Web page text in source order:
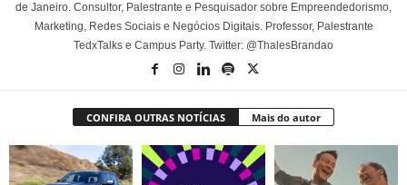
de Janeiro. Consultor, Palestrante e Pesquisador sobre Empreendedorismo,
Marketing, Redes Sociais e Negócios Digitais. Professor, Palestrante
TedxTalks e Campus Party. Twitter: @ThalesBrandao
CONFIRA OUTRAS NOTÍCIAS Mais do autor